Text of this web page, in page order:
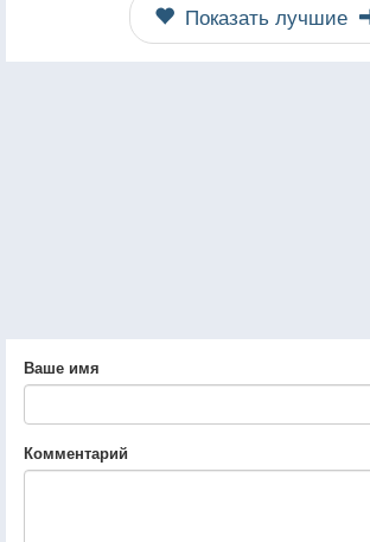
Показать лучшие
Ваше имя
Комментарий